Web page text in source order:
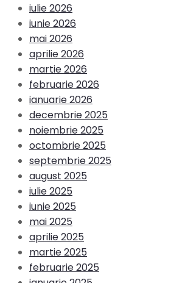
iulie 2026
iunie 2026
mai 2026
aprilie 2026
martie 2026
februarie 2026
ianuarie 2026
decembrie 2025
noiembrie 2025
octombrie 2025
septembrie 2025
august 2025
iulie 2025
iunie 2025
mai 2025
aprilie 2025
martie 2025
februarie 2025